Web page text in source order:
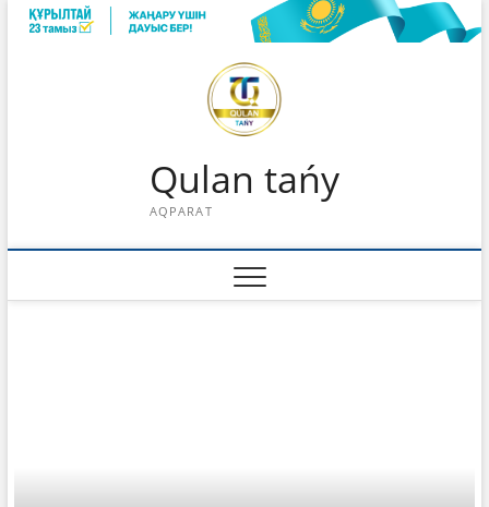
Skip
Qulan tańy
AQPARAT